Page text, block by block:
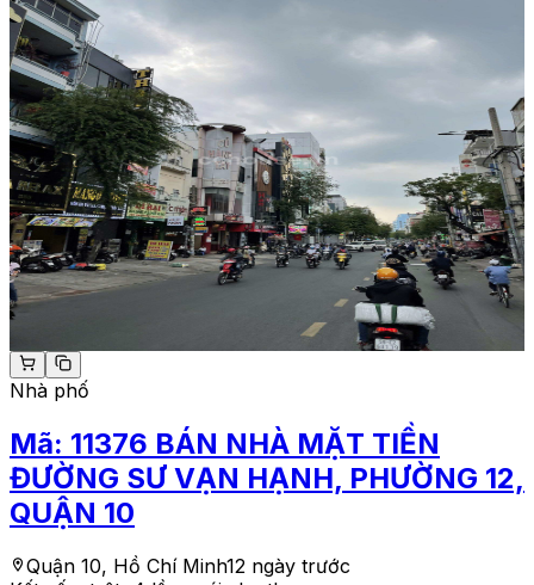
Nhà phố
Mã: 11376 BÁN NHÀ MẶT TIỀN
ĐƯỜNG SƯ VẠN HẠNH, PHƯỜNG 12,
QUẬN 10
Quận 10, Hồ Chí Minh12 ngày trước